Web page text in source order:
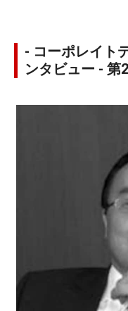
- コーポレイト
ンタビュー - 第